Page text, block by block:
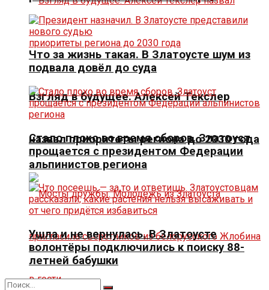
Взгляд в будущее. Алексей Текслер
назвал приоритеты региона до 2030 года
Что за жизнь такая. В Златоусте шум из
подвала довёл до суда
Стало плохо во время сборов. Златоуст
прощается с президентом Федерации
альпинистов региона
Ушла и не вернулась. В Златоусте
волонтёры подключились к поиску 88-
летней бабушки